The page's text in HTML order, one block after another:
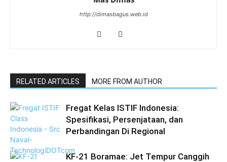
http://dimasbagus.web.id
RELATED ARTICLES MORE FROM AUTHOR
Fregat Kelas ISTIF Indonesia:
Spesifikasi, Persenjataan, dan
Perbandingan Di Regional
KF-21 Boramae: Jet Tempur Canggih